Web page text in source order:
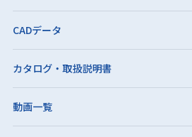
CADデータ
カタログ・取扱説明書
動画一覧